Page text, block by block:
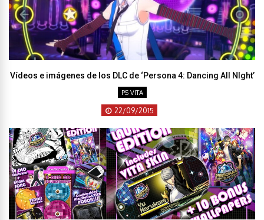
Vídeos e imágenes de los DLC de ‘Persona 4: Dancing All NIght’
PS VITA
22/09/2015